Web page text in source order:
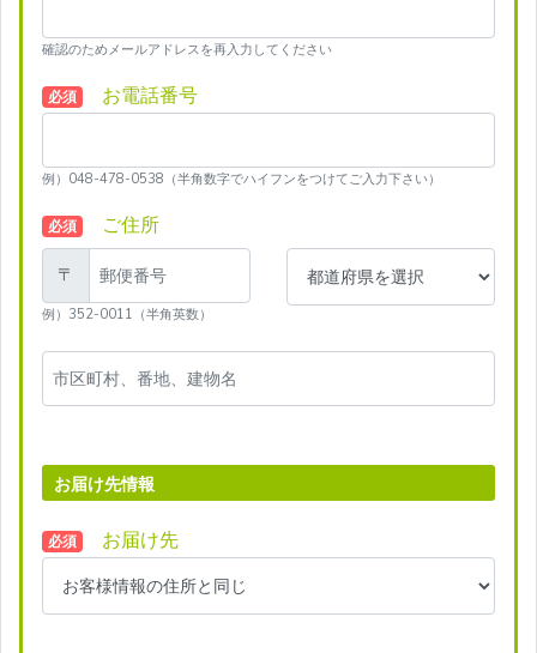
確認のためメールアドレスを再入力してください
必須 お電話番号
例）048-478-0538（半角数字でハイフンをつけてご入力下さい）
必須 ご住所
〒
例）352-0011（半角英数）
お届け先情報
必須 お届け先